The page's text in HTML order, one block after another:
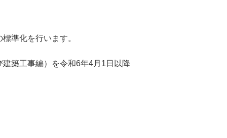
準化を行います。
築工事編）を令和6年4月1日以降